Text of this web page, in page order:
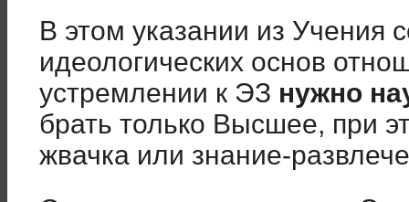
В этом указании из Учения
идеологических основ
устремлении к ЭЗ нужно
брать только Высшее, при
жвачка или знание-